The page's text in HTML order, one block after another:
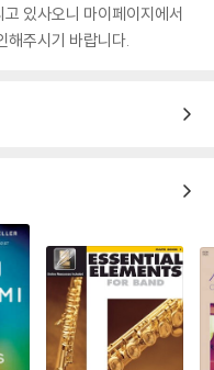
있사오니 마이페이지에서
해주시기 바랍니다.